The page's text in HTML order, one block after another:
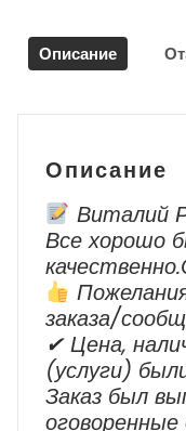
Гольф
6
Описание
Описание
Виталий
Все хорошо
заказа/
✔ Цена,
(услуги)
Заказ был
оговоренные